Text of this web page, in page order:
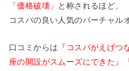
「価格破壊」 と称されるほど、
コスパの良い人気のバーチャル
口コミからは 『コスパがえげつ
座の開設がスムーズにできた』